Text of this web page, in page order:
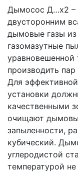
Дымосос Д…х2 –
двусторонним
дымовые газы
газомазутные
уравновешенной
производить
Для
установки
качественными
очищают
запыленности,
кубический.
углеродистой
температурой